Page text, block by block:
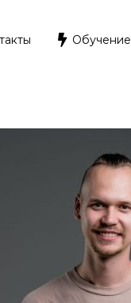
Обучение